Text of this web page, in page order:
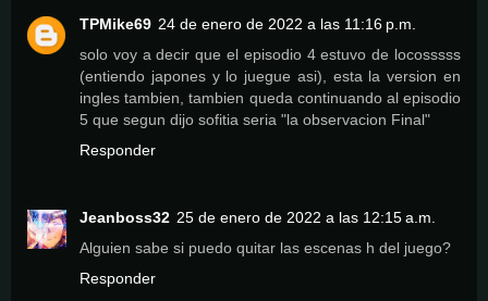
TPMike69 24 de enero de 2022 a las 11:16 p.m.
solo voy a decir que el episodio 4 estuvo de locosssss
(entiendo japones y lo juegue asi), esta la version en
ingles tambien, tambien queda continuando al episodio
5 que segun dijo sofitia seria "la observacion Final"
Responder
Jeanboss32 25 de enero de 2022 a las 12:15 a.m.
Alguien sabe si puedo quitar las escenas h del juego?
Responder